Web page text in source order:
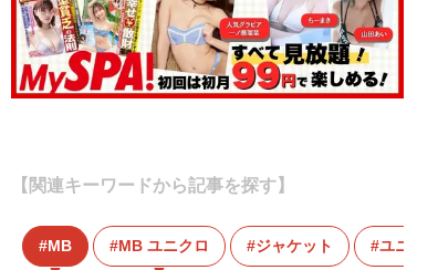
【関連キーワードから記事を探す】
MB MB ユニクロ ジャケット ユニクロ